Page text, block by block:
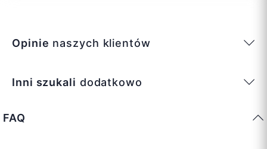
Opinie naszych klientów
Inni szukali dodatkowo
FAQ